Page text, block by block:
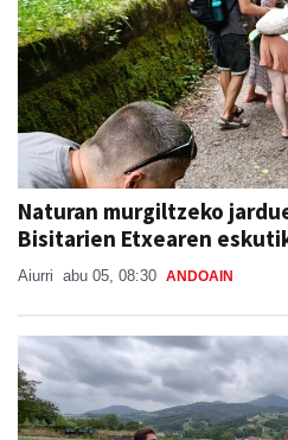
Naturan murgiltzeko
Bisitarien Etxearen
Aiurri abu 05, 08:30 ANDOAIN